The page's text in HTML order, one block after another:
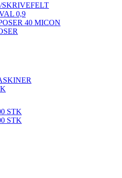
SKRIVEFELT
0,9
40 MICON
STK
STK